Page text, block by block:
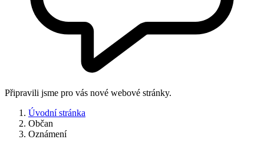
Připravili jsme pro vás nové webové stránky.
Úvodní stránka
Občan
Oznámení